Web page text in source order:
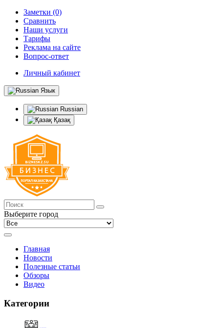
Заметки (0)
Сравнить
Наши услуги
Тарифы
Реклама на сайте
Вопрос-ответ
Личный кабинет
Язык
Russian
Қазақ
Выберите город
Главная
Новости
Полезные статьи
Обзоры
Видео
Категории